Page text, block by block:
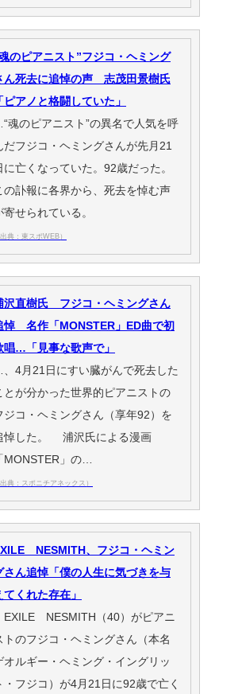
のピアニスト”フジコ・ヘミング
ん死去に追悼の声 志茂田景樹氏
ピアノと格闘していた」
魂のピアニスト”の異名で人気を呼
だフジコ・ヘミングさんが先月21
に亡くなっていた。92歳だった。
の訃報に各界から、死去を悼む声
寄せられている。
出典：東スポWEB）
沢直樹氏 フジコ・ヘミングさん
悼 名作「MONSTER」ED曲で初
唱…「見事な歌声で」
、4月21日にすい臓がんで死去した
とが分かった世界的ピアニストの
ジコ・ヘミングさん（享年92）を
悼した。 浦沢氏による漫画
MONSTER」の…
出典：スポニチアネックス）
NESMITH、フジコ・ヘミン
さん追悼「僕の人生に気づきを与
てくれた存在」
NESMITH（40）がピアニ
トのフジコ・ヘミングさん（本名
オルギー・ヘミング・イングリッ
・フジコ）が4月21日に92歳で亡く